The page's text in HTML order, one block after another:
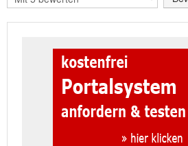
bewerten